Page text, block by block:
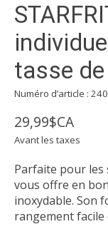
tasse
Numéro d’article :
29,99$CA
Avant les taxes
Parfaite pour les
vous offre en
inoxydable. Son
rangement